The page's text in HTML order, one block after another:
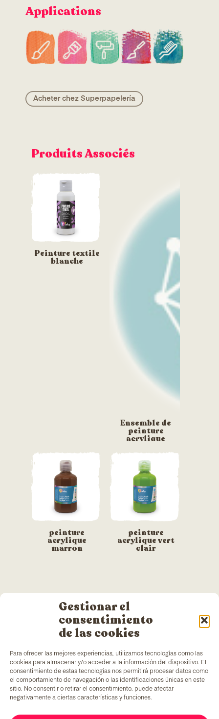
Gestionar el
consentimiento
de las cookies
Para ofrecer las mejores experiencias, utilizamos tecnologías como las
cookies para almacenar y/o acceder a la información del dispositivo. El
consentimiento de estas tecnologías nos permitirá procesar datos como
el comportamiento de navegación o las identificaciones únicas en este
sitio. No consentir o retirar el consentimiento, puede afectar
negativamente a ciertas características y funciones.
Applications
Acheter chez Superpapelería
Produits Associés
Peinture textile
blanche
Ensemble de
peinture
acrylique
peinture
acrylique
marron
peinture
acrylique vert
clair
TColors dispose d’une usine de peinture à
Barcelone et de son propre laboratoire pour la
création de peintures et d’adhésifs. Peintures à
l’eau, produites conformément à la réglementation
EN-71, qui apportent un ingrédient unique sur le
marché : générer des emplois pour des groupes en